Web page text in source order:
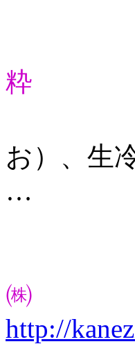
粋
札幌
お）、生
…
㈱
http://